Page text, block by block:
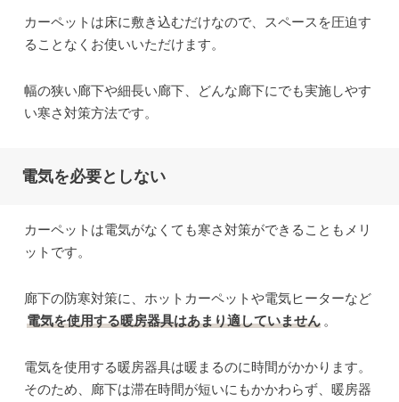
カーペットは床に敷き込むだけなので、スペースを圧迫す
ることなくお使いいただけます。
幅の狭い廊下や細長い廊下、どんな廊下にでも実施しやす
い寒さ対策方法です。
電気を必要としない
カーペットは電気がなくても寒さ対策ができることもメリ
ットです。
廊下の防寒対策に、ホットカーペットや電気ヒーターなど
電気を使用する暖房器具はあまり適していません 。
電気を使用する暖房器具は暖まるのに時間がかかります。
そのため、廊下は滞在時間が短いにもかかわらず、暖房器